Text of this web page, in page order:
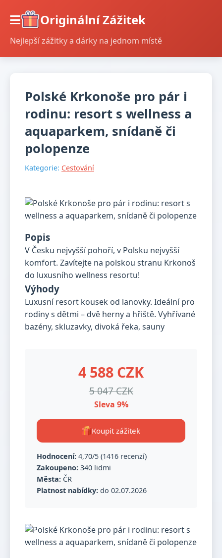
Originální Zážitek
Nejlepší zážitky a dárky na jednom místě
Polské Krkonoše pro pár i
rodinu: resort s wellness a
aquaparkem, snídaně či
polopenze
Kategorie: Cestování
Popis
V Česku nejvyšší pohoří, v Polsku nejvyšší
komfort. Zavítejte na polskou stranu Krkonoš
do luxusního wellness resortu!
Výhody
Luxusní resort kousek od lanovky. Ideální pro
rodiny s dětmi – dvě herny a hřiště. Vyhřívané
bazény, skluzavky, divoká řeka, sauny
4 588 CZK
5 047 CZK
Sleva 9%
Koupit zážitek
Hodnocení: 4,70/5 (1416 recenzí)
Zakoupeno: 340 lidmi
Města: ČR
Platnost nabídky: do 02.07.2026